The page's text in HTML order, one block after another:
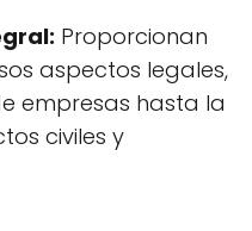
Proporcionan
aspectos legales,
empresas hasta la
civiles y